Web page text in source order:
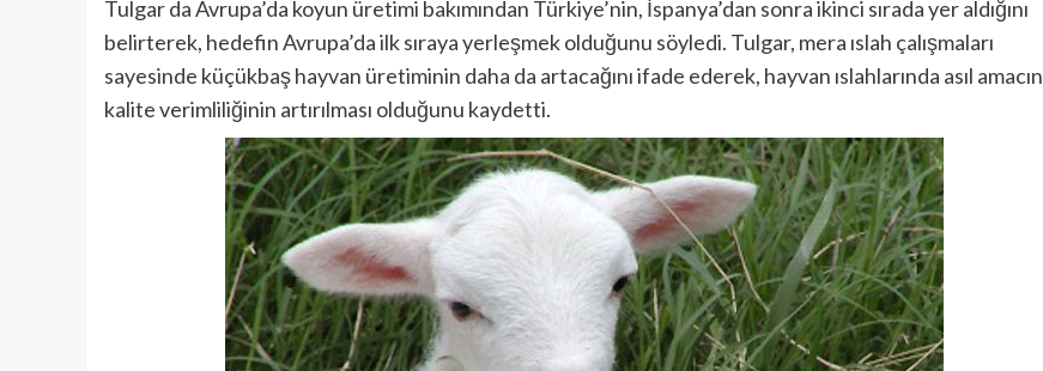
Tulgar da Avrupa’da koyun üretimi bakımından Türkiye’nin, İspanya’dan sonra ikinci sırada yer aldığını
belirterek, hedefin Avrupa’da ilk sıraya yerleşmek olduğunu söyledi. Tulgar, mera ıslah çalışmaları
sayesinde küçükbaş hayvan üretiminin daha da artacağını ifade ederek, hayvan ıslahlarında asıl amacın
kalite verimliliğinin artırılması olduğunu kaydetti.